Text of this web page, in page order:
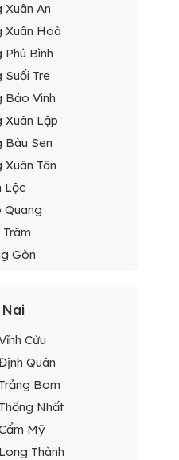
Xuân An
Xuân Hoà
Phú Bình
Suối Tre
Bảo Vinh
Xuân Lập
Bàu Sen
Xuân Tân
Lộc
Quang
Gòn
Cửu
Quán
Bom
Nhất
Mỹ
Thành